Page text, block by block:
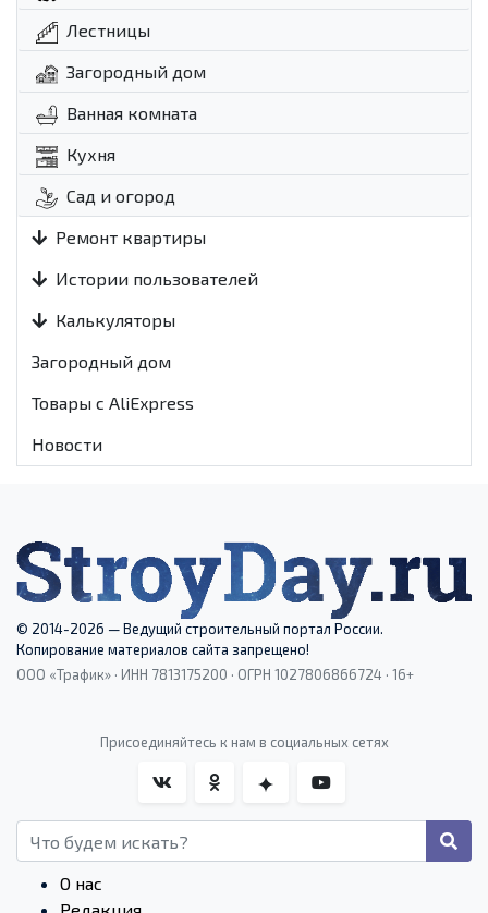
Лестницы
Загородный дом
Ванная комната
Кухня
Сад и огород
Ремонт квартиры
Истории пользователей
Калькуляторы
Загородный дом
Товары с AliExpress
Новости
© 2014-2026 — Ведущий строительный портал России.
Копирование материалов сайта запрещено!
ООО «Трафик» · ИНН 7813175200 · ОГРН 1027806866724 · 16+
Присоединяйтесь к нам в социальных сетях
О нас